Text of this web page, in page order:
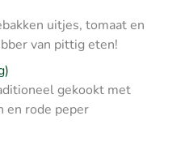
uitjes, tomaat en
van pittig eten!
gekookt met
en rode peper